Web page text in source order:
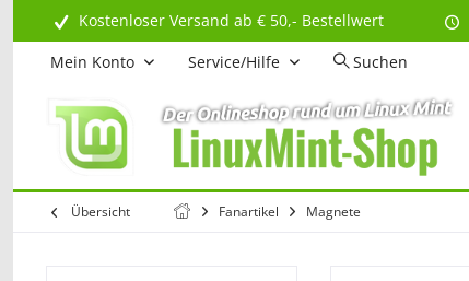
Kostenloser Versand ab € 50,- Bestellwert
Mein Konto Service/Hilfe Suchen
Übersicht Fanartikel Magnete